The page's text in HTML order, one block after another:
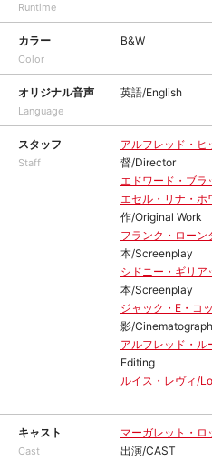
Runtime
カラー
Color
B&W
オリジナル音声
Language
英語/English
スタッフ
Staff
アルフレッド・
督/Director
エドワード・ブ
エセル・リナ・
作/Original Work
フランク・ロー
本/Screenplay
シドニー・ギリ
本/Screenplay
ジャック・E・コ
影/
アルフレッド・
Editing
ルイス・レヴィ/
キャスト
Cast
マーガレット・
出演/CAST